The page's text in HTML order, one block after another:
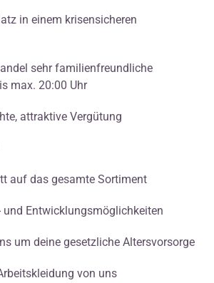
in einem krisensicheren
sehr familienfreundliche
max. 20:00 Uhr
attraktive Vergütung
auf das gesamte Sortiment
und Entwicklungsmöglichkeiten
um deine gesetzliche Altersvorsorge
von uns